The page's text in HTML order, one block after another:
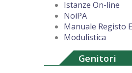
Istanze On-line
NoiPA
Manuale Registo
Modulistica
Genitori